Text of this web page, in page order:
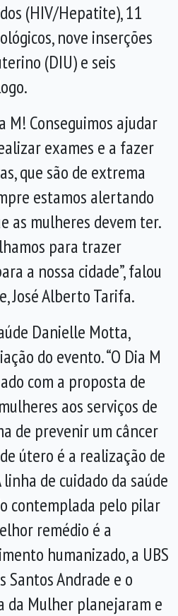
(HIV/Hepatite), 11
nove inserções
(DIU) e seis
M! Conseguimos ajudar
exames e a fazer
que são de extrema
estamos alertando
as mulheres devem ter.
para trazer
a nossa cidade”, falou
José Alberto Tarifa.
Danielle Motta,
do evento. “O Dia M
com a proposta de
aos serviços de
de prevenir um câncer
útero é a realização de
de cuidado da saúde
contemplada pelo pilar
remédio é a
humanizado, a UBS
Santos Andrade e o
da Mulher planejaram e